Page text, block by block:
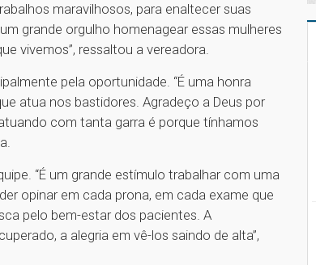
maravilhosos, para enaltecer suas
grande orgulho homenagear essas mulheres
vivemos”, ressaltou a vereadora.
pela oportunidade. “É uma honra
atua nos bastidores. Agradeço a Deus por
com tanta garra é porque tínhamos
“É um grande estímulo trabalhar com uma
opinar em cada prona, em cada exame que
pelo bem-estar dos pacientes. A
a alegria em vê-los saindo de alta”,